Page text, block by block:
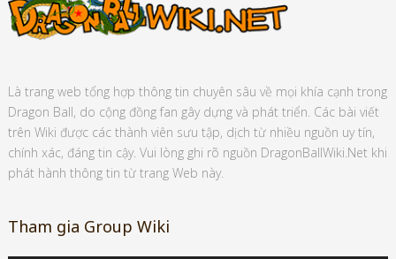
Là trang web tổng hợp thông tin chuyên sâu về mọi khía cạnh trong
Dragon Ball, do cộng đồng fan gây dựng và phát triển. Các bài viết
trên Wiki được các thành viên sưu tập, dịch từ nhiều nguồn uy tín,
chính xác, đáng tin cậy. Vui lòng ghi rõ nguồn DragonBallWiki.Net khi
phát hành thông tin từ trang Web này.
Tham gia Group Wiki